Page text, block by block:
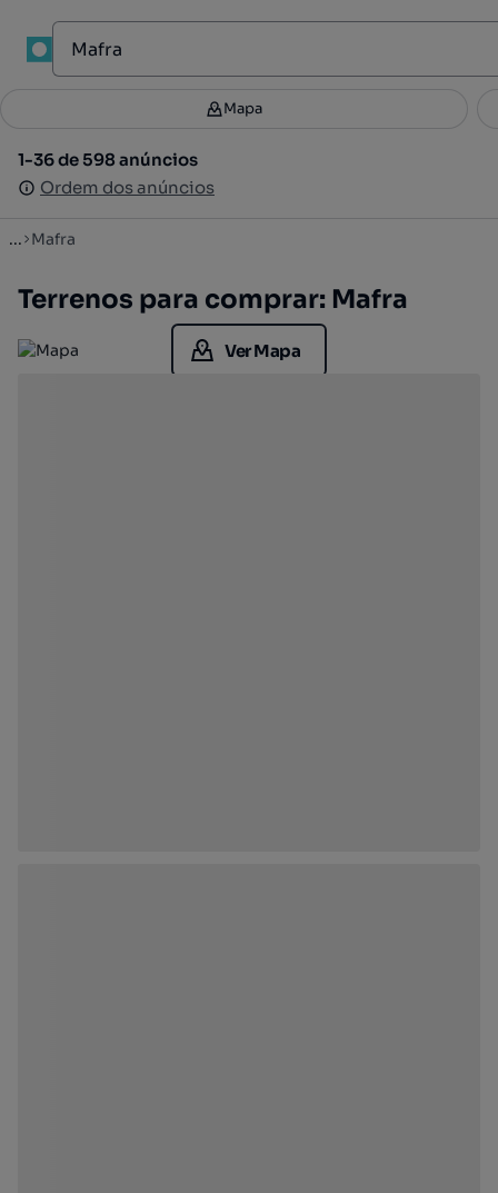
Filtros 2
1-36 de 598 anúncios
Ordem dos anúncios
Mapa
1-36 de 598 anúncios
Ordem dos anúncios
... Mafra
Terrenos para comprar: Mafra
Ver Mapa